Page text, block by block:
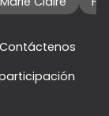
Contáctenos